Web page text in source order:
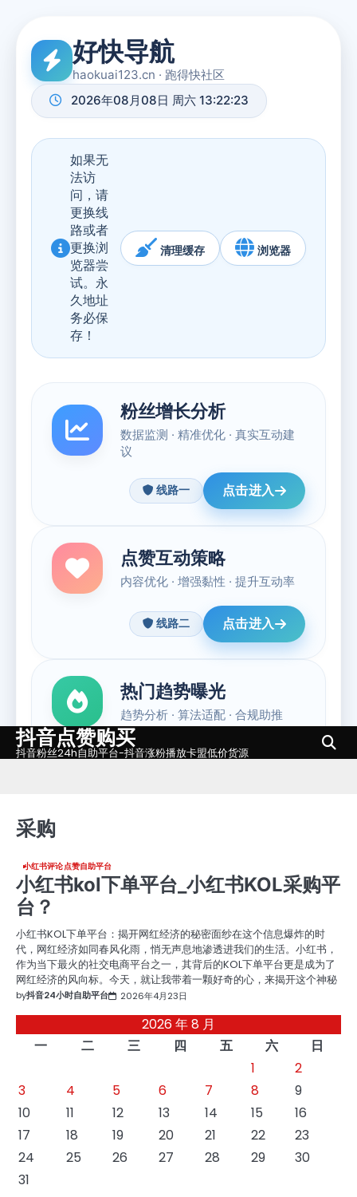
Skip抖音点赞购买
抖音粉丝24h自助平台-抖音涨粉播放卡盟低价货源
采购
小红书评论点赞自助平台
小红书kol下单平台_小红书KOL采购平
台？
小红书KOL下单平台：揭开网红经济的秘密面纱在这个信息爆炸的时
代，网红经济如同春风化雨，悄无声息地渗透进我们的生活。小红书，
作为当下最火的社交电商平台之一，其背后的KOL下单平台更是成为了
网红经济的风向标。今天，就让我带着一颗好奇的心，来揭开这个神秘
by抖音24小时自助平台 2026年4月23日
2026 年 8 月
一
二 三 四 五 六
日
1
2
3
4 5 6 7 8
9
10
11 12 13 14 15
16
17
18 19 20 21 22
23
24
25 26 27 28 29
30
31